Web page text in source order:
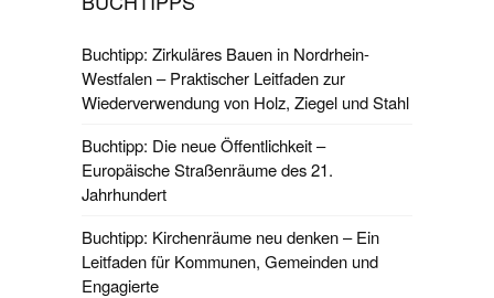
Buchtipp: Zirkuläres Bauen in Nordrhein-
Westfalen – Praktischer Leitfaden zur
Wiederverwendung von Holz, Ziegel und Stahl
Buchtipp: Die neue Öffentlichkeit –
Europäische Straßenräume des 21.
Jahrhundert
Buchtipp: Kirchenräume neu denken – Ein
Leitfaden für Kommunen, Gemeinden und
Engagierte